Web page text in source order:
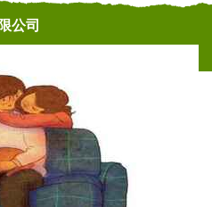
公司